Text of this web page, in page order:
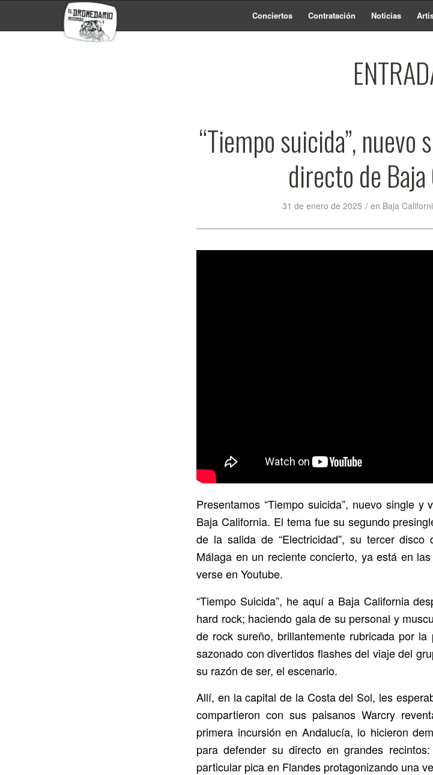
Conciertos Contratación Noticias
“Tiempo suicida”,
directo de
31 de enero de 2025 / en Baja
Presentamos “Tiempo suicida”, nuevo single
Baja California. El tema fue su segundo
de la salida de “Electricidad”, su tercer
Málaga en un reciente concierto, ya está en las
verse en Youtube.
“Tiempo Suicida”, he aquí a Baja California
hard rock; haciendo gala de su personal y
de rock sureño, brillantemente rubricada por
sazonado con divertidos flashes del viaje del
su razón de ser, el escenario.
Allí, en la capital de la Costa del Sol, les
compartieron con sus paisanos Warcry
primera incursión en Andalucía, lo hicieron
para defender su directo en grandes
particular pica en Flandes protagonizando una